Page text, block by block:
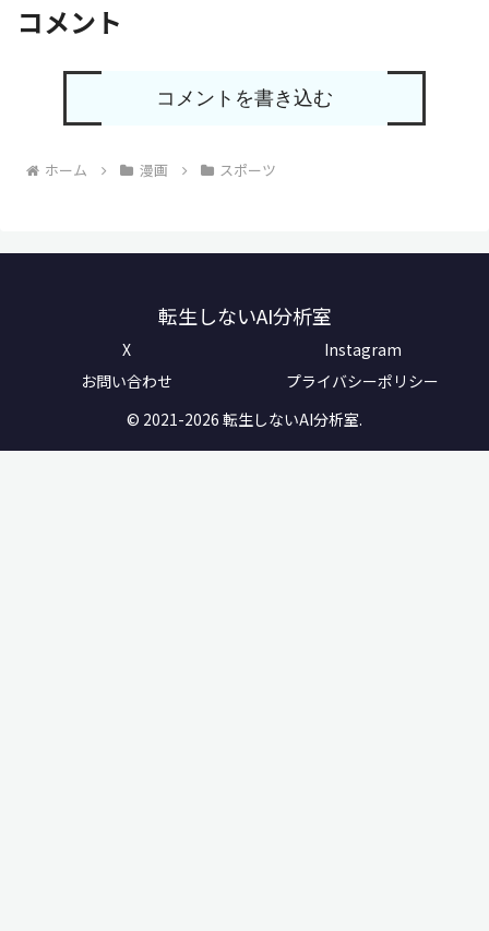
コメント
コメントを書き込む
ホーム 漫画 スポーツ
転生しないAI分析室
X
Instagram
お問い合わせ
プライバシーポリシー
© 2021-2026 転生しないAI分析室.